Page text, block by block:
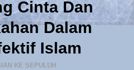
Cinta Dan
Dalam
Islam
KE SEPULUH